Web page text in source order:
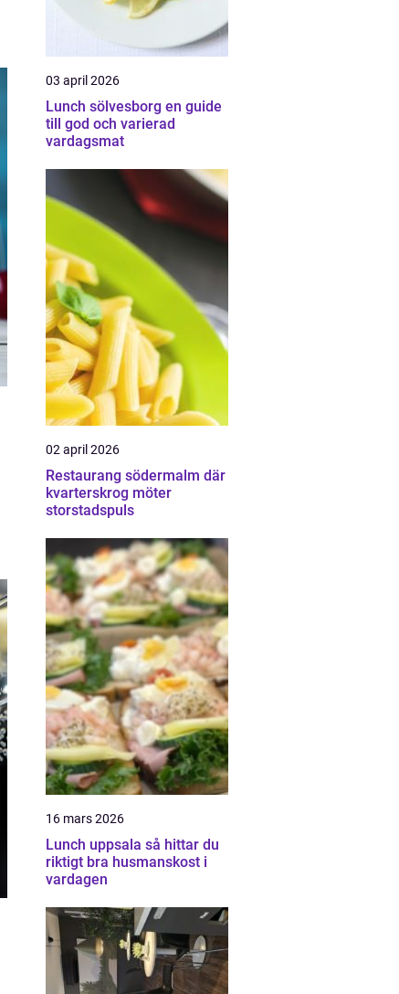
03 april 2026
Lunch sölvesborg en guide
till god och varierad
vardagsmat
02 april 2026
Restaurang södermalm där
kvarterskrog möter
storstadspuls
16 mars 2026
Lunch uppsala så hittar du
riktigt bra husmanskost i
vardagen